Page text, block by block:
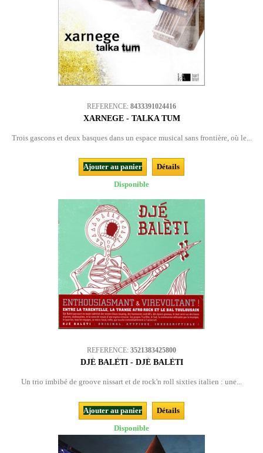
REFERENCE: 8433391024416
XARNEGE - TALKA TUM
Trois gascons et deux basques dans un espace musical sans frontière, où le...
Ajouter au panier
Détails
Disponible
REFERENCE: 3521383425800
DJÉ BALÈTI - DJÉ BALÈTI
Un trio imbibé de groove nissart et de rock'n roll sixties italien : une...
Ajouter au panier
Détails
Disponible